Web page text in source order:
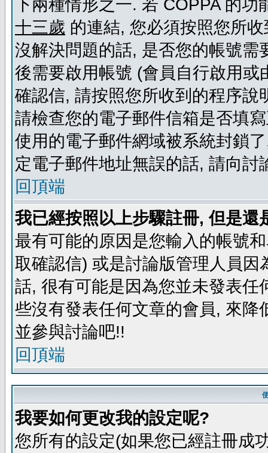
下兩種情形之一. 若 COPPA 的
十三歲 的連結, 您必須按照您所
沒解決問題的話, 是否您的帳號
後需要啟用帳號 (會員自行啟用
確認信, 請按照您所收到的程序
請檢查您的電子郵件信箱是否填
使用的電子郵件網域被系統封鎖
定電子郵件地址無誤的話, 請向
回頂端
我已經按照以上步驟註冊, 但是還
最有可能的原因是您輸入的帳號
取確認信) 或是討論版管理人員
話, 很有可能是因為您並未發表
些沒有發表任何文章的會員, 來
並參與討論吧!!
回頂端
我要如何更改我的設定呢?
您所有的設定(如果您已經註冊成